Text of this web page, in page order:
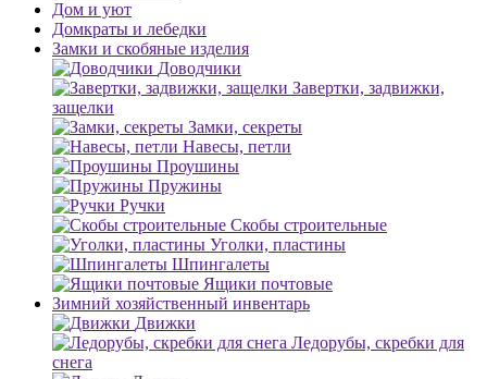
Дом и уют
Домкраты и лебедки
Замки и скобяные изделия
Доводчики
Завертки, задвижки,
защелки
Замки, секреты
Навесы, петли
Проушины
Пружины
Ручки
Скобы строительные
Уголки, пластины
Шпингалеты
Ящики почтовые
Зимний хозяйственный инвентарь
Движки
Ледорубы, скребки для
снега